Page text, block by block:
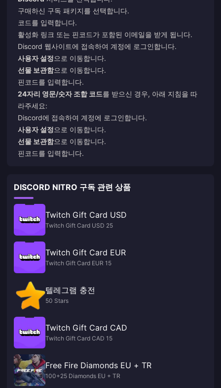
구매하신 구독 패키지를 선택합니다.
코드를 입력합니다.
활성화 링크 또는 핀코드가 포함된 이메일을 받게 됩니다.
Discord 웹사이트에 접속하여 계정에 로그인합니다.
사용자 설정으로 이동합니다.
선물 보관함으로 이동합니다.
핀코드를 입력합니다.
24자리 영문/숫자 조합 코드를 받으신 경우, 아래 지침을 따
라주세요:
Discord에 접속하여 계정에 로그인합니다.
사용자 설정으로 이동합니다.
선물 보관함으로 이동합니다.
핀코드를 입력합니다.
DISCORD NITRO 구독 관련 상품
Twitch Gift Card USD
Twitch Gift Card USD 25
Twitch Gift Card EUR
Twitch Gift Card EUR 15
텔레그램 충전
50 Stars
Twitch Gift Card CAD
Twitch Gift Card CAD 15
Free Fire Diamonds EU + TR
100+25 Diamonds EU + TR